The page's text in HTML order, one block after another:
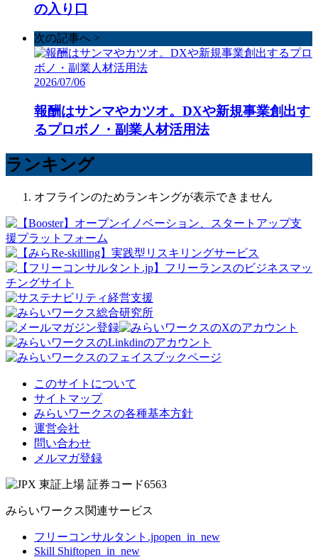
の入り口
次の記事へ >
2026/07/06
報酬はサンマやカツオ。DXや新規事業創出す
るプロボノ・副業人材活用法
ランキング
オフラインのためランキングが表示できません
このサイトについて
サイトマップ
みらいワークスの各種基本方針
運営会社
問い合わせ
メルマガ登録
みらいワークス関連サービス
フリーコンサルタント.jpopen_in_new
Skill Shiftopen_in_new